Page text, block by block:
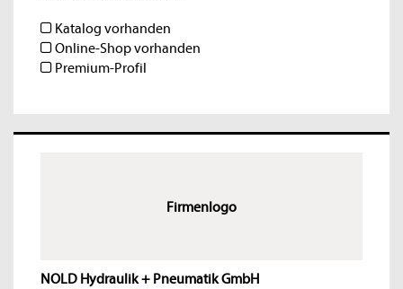
Katalog vorhanden
Online-Shop vorhanden
Premium-Profil
Firmenlogo
NOLD Hydraulik + Pneumatik GmbH